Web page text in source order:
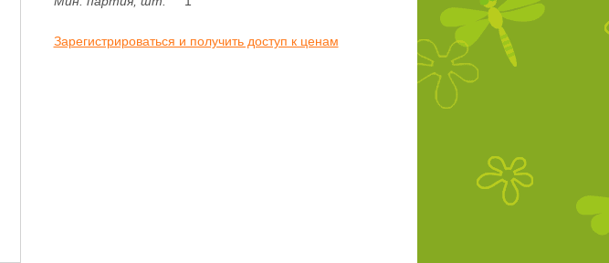
Зарегистрироваться и получить доступ к ценам